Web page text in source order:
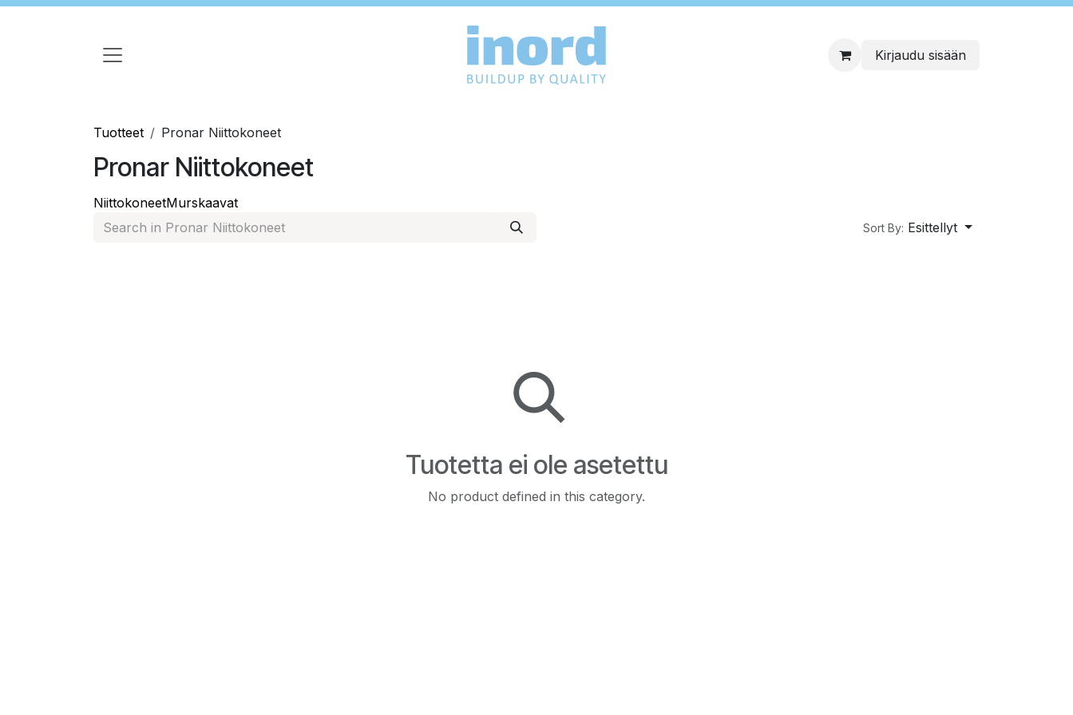
Siirry sisältöön
Kirjaudu sisään
Tuotteet Pronar Niittokoneet
Pronar Niittokoneet
NiittokoneetMurskaavat
Sort By: Esittellyt
Tuotetta ei ole asetettu
No product defined in this category.